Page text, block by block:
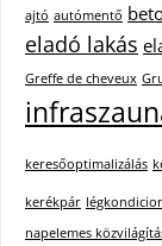
ajtó autómentő
eladó lakás
Greffe de cheveux
keresőoptimalizálás
kerékpár
napelemes